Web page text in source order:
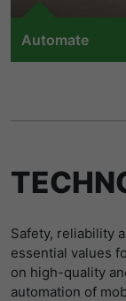
Automate
We support
functional
to Automate
Safety, reliability
essential values
on high-quality
automation of
寿命